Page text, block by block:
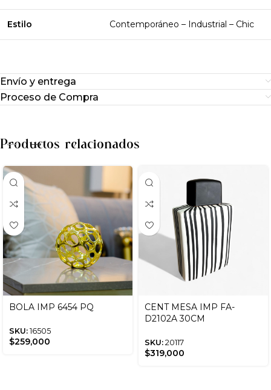
Estilo Contemporáneo – Industrial – Chic
Envío y entrega
Proceso de Compra
Productos relacionados
BOLA IMP 6454 PQ
SKU: 16505
$259,000
CENT MESA IMP FA-
D2102A 30CM
SKU: 20117
$319,000